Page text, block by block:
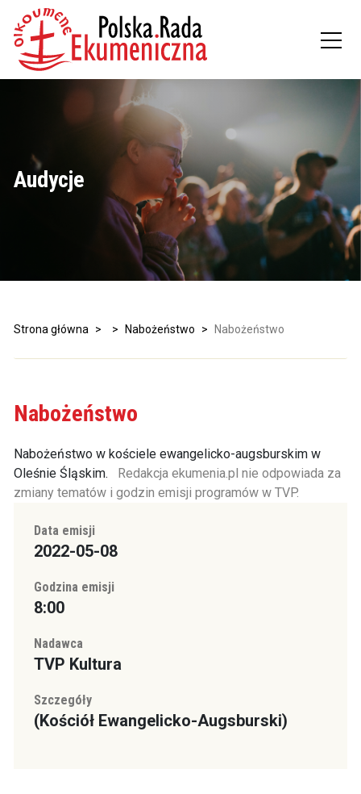
Audycje
Strona główna > > Nabożeństwo > Nabożeństwo
Nabożeństwo
Nabożeństwo w kościele ewangelicko-augsburskim w
Oleśnie Śląskim. Redakcja ekumenia.pl nie odpowiada za
zmiany tematów i godzin emisji programów w TVP.
Data emisji
2022-05-08
Godzina emisji
8:00
Nadawca
TVP Kultura
Szczegóły
(Kościół Ewangelicko-Augsburski)